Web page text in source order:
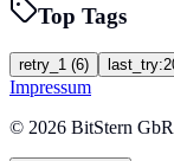
Top Tags
retry_1 (6)
Impressum
© 2026 BitStern GbR